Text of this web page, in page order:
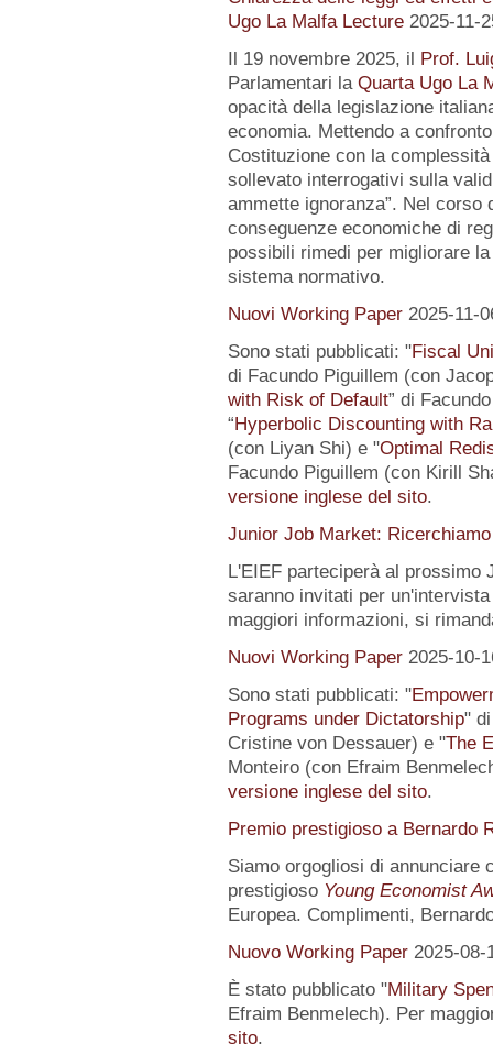
Ugo La Malfa Lecture 2025-11-
Il 19 novembre 2025, il Prof.
Parlamentari la Quarta Ugo La
opacità della legislazione
economia. Mettendo a
Costituzione con la
sollevato interrogativi sulla
ammette ignoranza”. Nel corso
conseguenze economiche di
possibili rimedi per migliorare
sistema normativo.
Nuovi Working Paper 2025-11-
Sono stati pubblicati: "Fiscal
di Facundo Piguillem (con
with Risk of Default” di
“Hyperbolic Discounting with
(con Liyan Shi) e "Optimal
Facundo Piguillem (con Kirill
versione inglese del sito.
Junior Job Market:
L'EIEF parteciperà al prossimo
saranno invitati per
maggiori informazioni, si
Nuovi Working Paper 2025-10-
Sono stati pubblicati: "
Programs under Dictatorship"
Cristine von Dessauer) e "The
Monteiro (con Efraim
versione inglese del sito.
Premio prestigioso a Bernardo
Siamo orgogliosi di annunciare
prestigioso Young Economist
Europea. Complimenti,
Nuovo Working Paper 2025-08-
È stato pubblicato "Military
Efraim Benmelech). Per
sito.